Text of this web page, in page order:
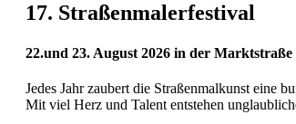
17. Straßenmalerfestival
22.und 23. August 2026 in der
Jedes Jahr zaubert die Straßenmalkunst eine
Mit viel Herz und Talent entstehen